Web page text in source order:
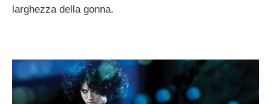
larghezza della gonna.